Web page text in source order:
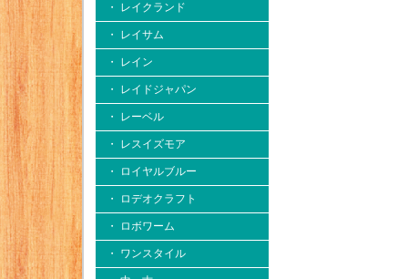
・ レイクランド
・ レイサム
・ レイン
・ レイドジャパン
・ レーベル
・ レスイズモア
・ ロイヤルブルー
・ ロデオクラフト
・ ロボワーム
・ ワンスタイル